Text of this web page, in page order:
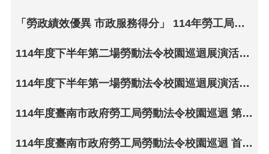
「勞政績效優異 市政服務得分」 114年勞工局年終施政成果發表
114年度下半年第二場勞動法令校園巡迴展演活動- 11月26日前進西港國小
114年度下半年第一場勞動法令校園巡迴展演活動- 11月17日前進佳里國小
114年度臺南市政府勞工局勞動法令校園巡迴 第二場劇團展演前進龍崎國小
114年度臺南市政府勞工局勞動法令校園巡迴 首場劇團展演於關廟國小登場